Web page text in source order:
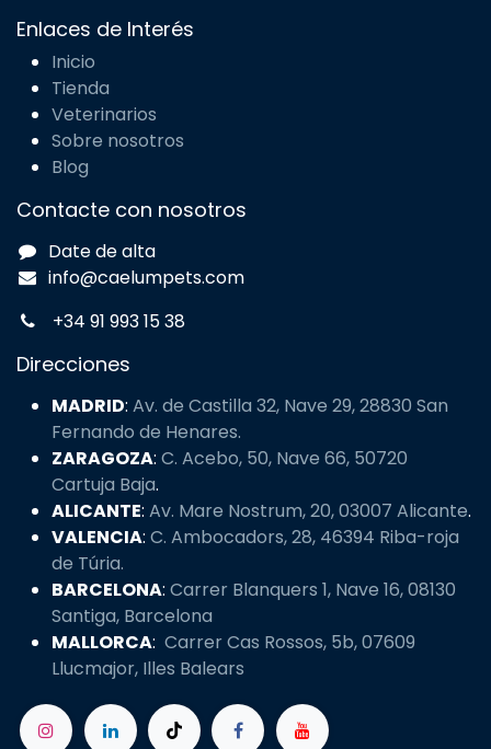
Enlaces de Interés
Inicio
Tienda
Veterinarios
Sobre nosotros
Blog
Contacte con nosotros
Date de alta
info@caelumpets.com
+34 91 993 15 38
Direcciones
MADRID: Av. de Castilla 32, Nave 29, 28830 San
Fernando de Henares.
ZARAGOZA: C. Acebo, 50, Nave 66, 50720
Cartuja Baja.
ALICANTE: Av. Mare Nostrum, 20, 03007 Alicante.
VALENCIA: C. Ambocadors, 28, 46394 Riba-roja
de Túria.
BARCELONA: Carrer Blanquers 1, Nave 16, 08130
Santiga, Barcelona
MALLORCA: Carrer Cas Rossos, 5b, 07609
Llucmajor, Illes Balears